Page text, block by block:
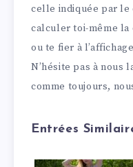
celle indiquée par
calculer toi-même la
ou te fier à
N’hésite pas à nous
comme toujours,
Entrées